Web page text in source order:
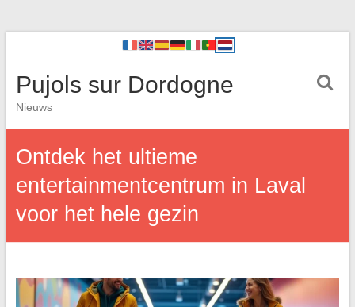
Pujols sur Dordogne
Nieuws
Ontdek het ultieme
entertainmentcentrum in Laval
voor het hele gezin